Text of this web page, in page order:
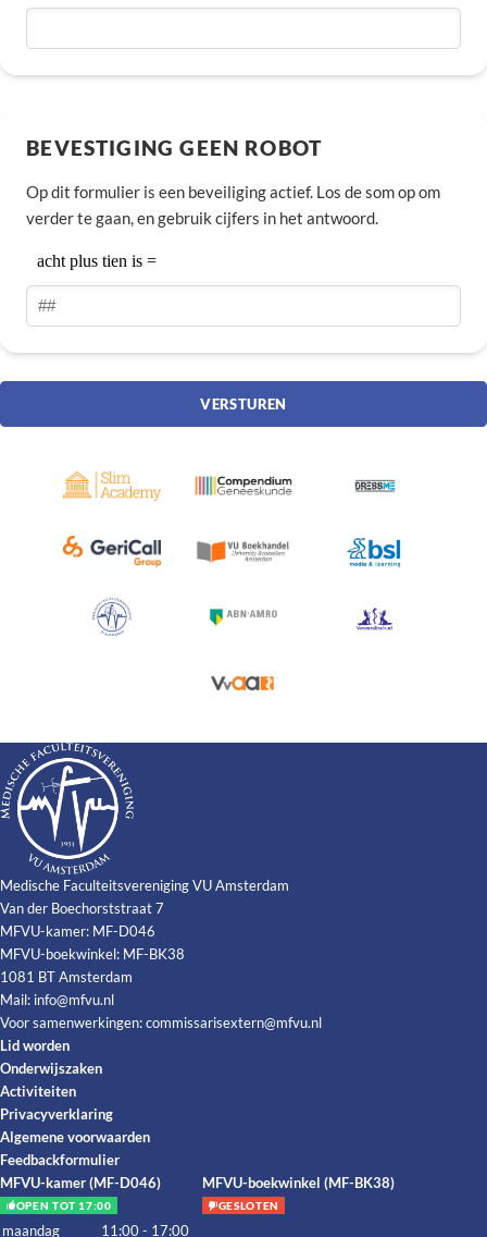
BEVESTIGING GEEN ROBOT
Op dit formulier is een beveiliging actief. Los de som op om
verder te gaan, en gebruik cijfers in het antwoord.
Medische Faculteitsvereniging VU Amsterdam
Van der Boechorststraat 7
MFVU-kamer: MF-D046
MFVU-boekwinkel: MF-BK38
1081 BT Amsterdam
Mail: info@mfvu.nl
Voor samenwerkingen:commissarisextern@mfvu.nl
Lid worden
Onderwijszaken
Activiteiten
Privacyverklaring
Algemene voorwaarden
Feedbackformulier
MFVU-kamer (MF-D046)
OPEN TOT 17:00
maandag 11:00 - 17:00
MFVU-boekwinkel (MF-BK38)
GESLOTEN